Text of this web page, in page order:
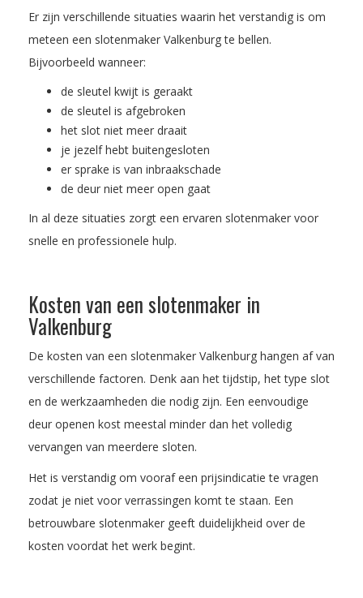
Er zijn verschillende situaties waarin het verstandig is om
meteen een slotenmaker Valkenburg te bellen.
Bijvoorbeeld wanneer:
de sleutel kwijt is geraakt
de sleutel is afgebroken
het slot niet meer draait
je jezelf hebt buitengesloten
er sprake is van inbraakschade
de deur niet meer open gaat
In al deze situaties zorgt een ervaren slotenmaker voor
snelle en professionele hulp.
Kosten van een slotenmaker in
Valkenburg
De kosten van een slotenmaker Valkenburg hangen af van
verschillende factoren. Denk aan het tijdstip, het type slot
en de werkzaamheden die nodig zijn. Een eenvoudige
deur openen kost meestal minder dan het volledig
vervangen van meerdere sloten.
Het is verstandig om vooraf een prijsindicatie te vragen
zodat je niet voor verrassingen komt te staan. Een
betrouwbare slotenmaker geeft duidelijkheid over de
kosten voordat het werk begint.